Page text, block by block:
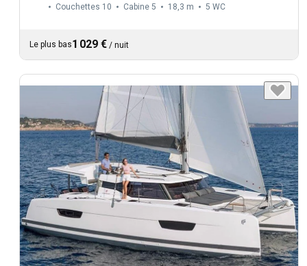
Couchettes 10 Cabine 5 18,3 m 5 WC
Le plus bas1 029 € / nuit